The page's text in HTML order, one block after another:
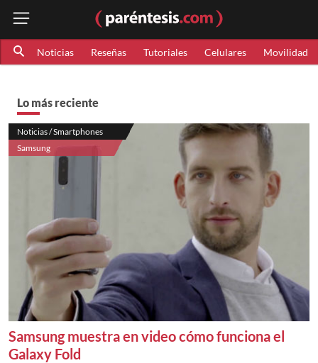
Noticias Reseñas Tutoriales Celulares Movilidad
Lo más reciente
Noticias / Smartphones
Samsung
Samsung muestra en video cómo funciona el
Galaxy Fold